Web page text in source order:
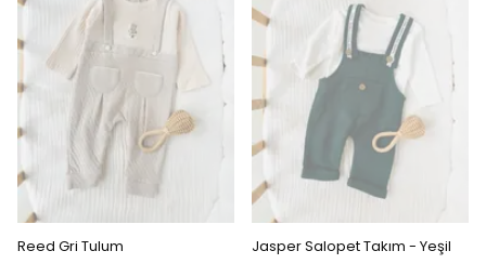
Reed Gri Tulum Jasper Salopet Takım - Yeşil